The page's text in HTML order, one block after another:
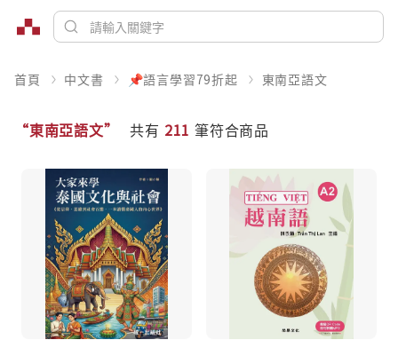
首頁 中文書 📌語言學習79折起 東南亞語文
“東南亞語文” 共有 211 筆符合商品